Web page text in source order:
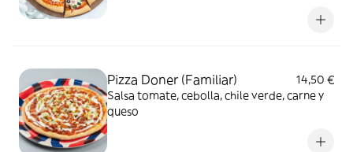
Pizza Doner (Familiar)
14,50 €
Salsa tomate, cebolla, chile verde, carne y
queso